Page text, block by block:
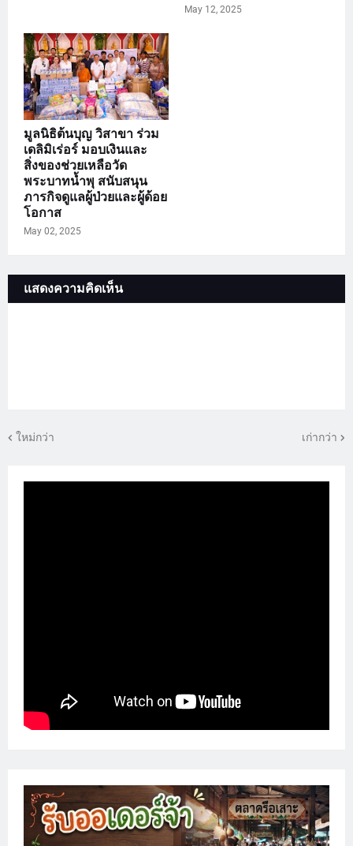
May 12, 2025
มูลนิธิต้นบุญ วิสาขา ร่วม
เดลิมิเร่อร์ มอบเงินและ
สิ่งของช่วยเหลือวัด
พระบาทน้ำพุ สนับสนุน
ภารกิจดูแลผู้ป่วยและผู้ด้อย
โอกาส
May 02, 2025
แสดงความคิดเห็น
ใหม่กว่า เก่ากว่า